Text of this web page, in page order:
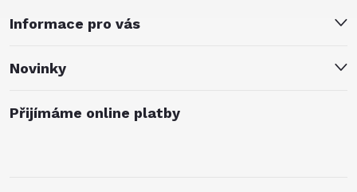
Informace pro vás
Novinky
Přijímáme online platby